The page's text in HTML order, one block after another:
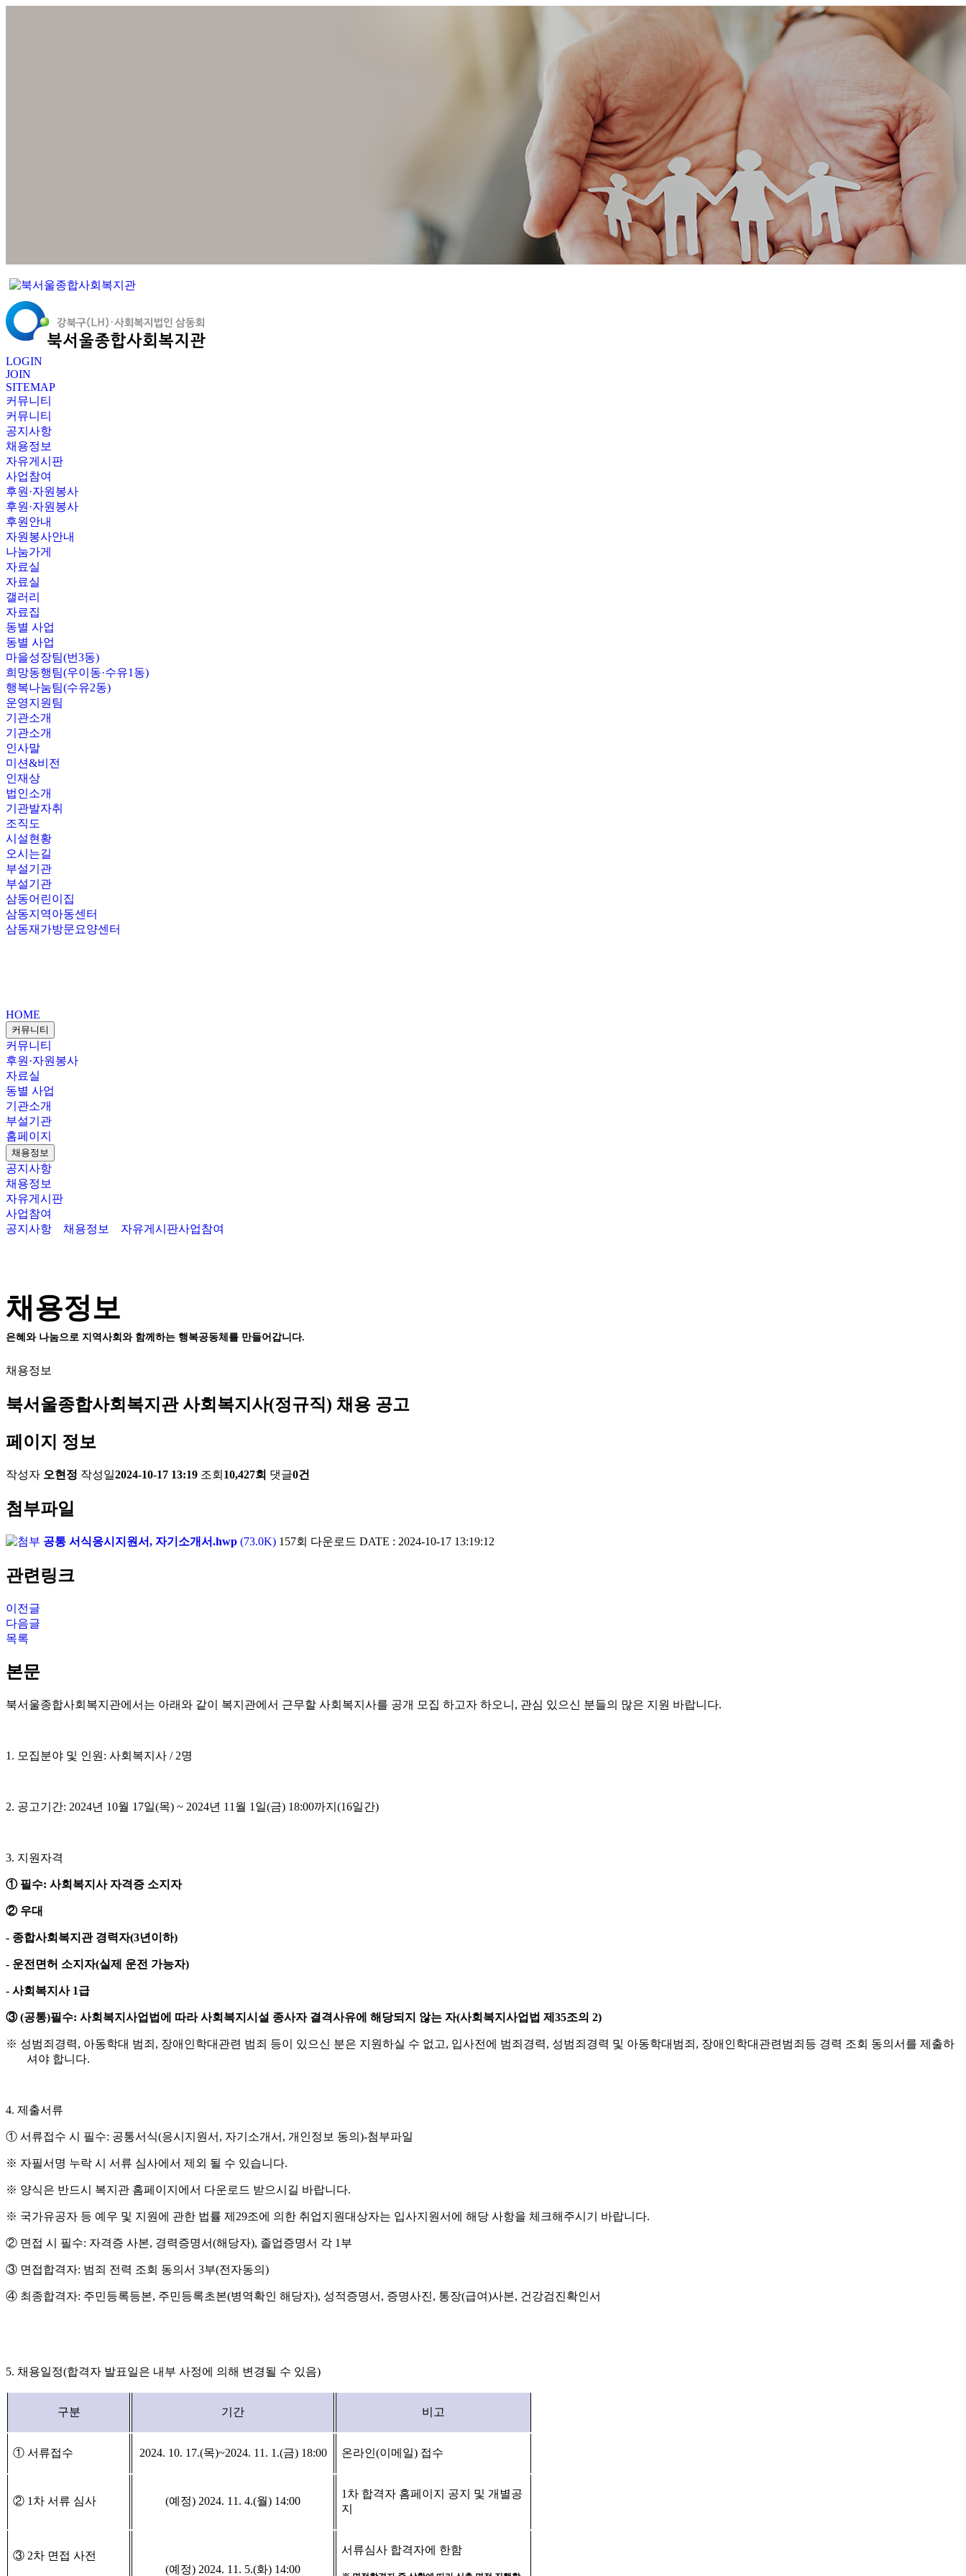
LOGIN
JOIN
SITEMAP
커뮤니티
커뮤니티
공지사항
채용정보
자유게시판
사업참여
후원·자원봉사
후원·자원봉사
후원안내
자원봉사안내
나눔가게
자료실
자료실
갤러리
자료집
동별 사업
동별 사업
마을성장팀(번3동)
희망동행팀(우이동·수유1동)
행복나눔팀(수유2동)
운영지원팀
기관소개
기관소개
인사말
미션&비전
인재상
법인소개
기관발자취
조직도
시설현황
오시는길
부설기관
부설기관
삼동어린이집
삼동지역아동센터
삼동재가방문요양센터
HOME
커뮤니티
커뮤니티
후원·자원봉사
자료실
동별 사업
기관소개
부설기관
홈페이지
채용정보
공지사항
채용정보
자유게시판
사업참여
공지사항
채용정보 자유게시판사업참여
채용정보
은혜와 나눔으로 지역사회와 함께하는 행복공동체를 만들어갑니다.
채용정보
북서울종합사회복지관 사회복지사(정규직) 채용 공고
페이지 정보
작성자 오현정 작성일2024-10-17 13:19 조회 10,427회 댓글0건
첨부파일
공통 서식응시지원서, 자기소개서.hwp (73.0K) 157회 다운로드 DATE : 2024-10-17 13:19:12
관련링크
이전글
다음글
목록
본문
북서울종합사회복지관에서는 아래와 같이 복지관에서 근무할 사회복지사를 공개 모집 하고자 하오니 , 관심 있으신 분들의 많은 지원 바랍니다.
1. 모집분야 및 인원 : 사회복지사 / 2명
2. 공고기간: 2024년 10월 17일(목) ~ 2024년 11 월 1 일(금) 18:00까지 (16일간)
3. 지원자격
① 필수: 사회복지사 자격증 소지자
② 우대
- 종합사회복지관 경력자(3년이하)
- 운전면허 소지자(실제 운전 가능자)
- 사회복지사 1급
③(공통)필수: 사회복지사업법에 따라 사회복지시설 종사자 결격사유에 해당되지 않는 자(사회복지사업법 제 35조의 2)
※ 성범죄경력, 아동학대 범죄 , 장애인학대관련 범죄 등이 있으신 분은 지원하실 수 없고, 입사전에 범죄경력, 성범죄경력 및 아동학대범죄 , 장애인학대관련범죄등 경력 조회 동의서를 제출하
셔야 합니다.
4. 제출서류
① 서류접수 시 필수: 공통서식(응시지원서 , 자기소개서 , 개인정보 동의 )-첨부파일
※ 자필서명 누락 시 서류 심사에서 제외 될 수 있습니다.
※ 양식은 반드시 복지관 홈페이지에서 다운로드 받으시길 바랍니다.
※ 국가유공자 등 예우 및 지원에 관한 법률 제 29조에 의한 취업지원대상자는 입사지원서에 해당 사항을 체크해주시기 바랍니다.
② 면접 시 필수: 자격증 사본, 경력증명서(해당자), 졸업증명서 각 1 부
③ 면접합격자: 범죄 전력 조회 동의서 3부(전자동의 )
④ 최종합격자: 주민등록등본, 주민등록초본(병역확인 해당자), 성적증명서 , 증명사진, 통장(급여)사본, 건강검진확인서
5. 채용일정(합격자 발표일은 내부 사정에 의해 변경될 수 있음)
구분 기간 비고
① 서류접수 2024. 10. 17.(목)~2024. 11. 1.(금) 18:00 온라인(이메일) 접수
② 1 차 서류 심사 (예정) 2024. 11. 4.(월) 14:00
1 차 합격자 홈페이지 공지 및 개별공
지
③ 2차 면접 사전
(예정) 2024. 11. 5.(화) 14:00
서류심사 합격자에 한함